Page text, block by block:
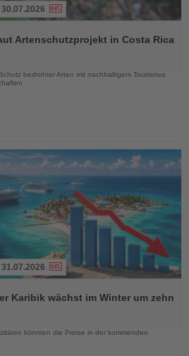
30.07.2026
Artenschutzprojekt in Costa Rica
bedrohter Arten mit nachhaltigem Tourismus
31.07.2026
Karibik wächst im Winter um zehn
könnten die Preise in der kommenden